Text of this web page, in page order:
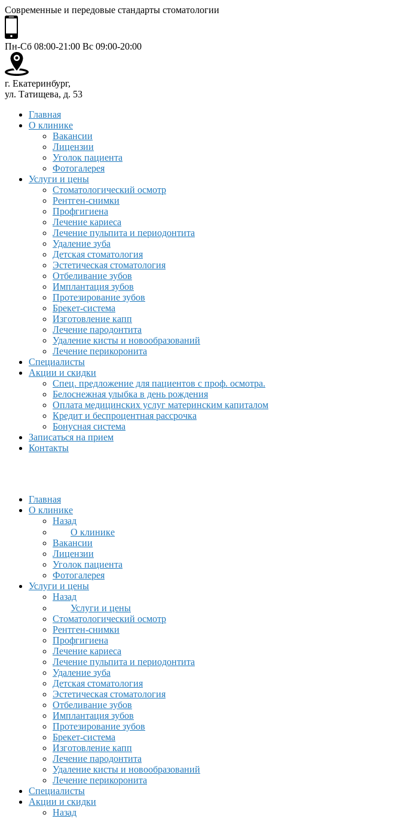
Современные и передовые стандарты стоматологии
Пн-Сб 08:00-21:00 Вс 09:00-20:00
г. Екатеринбург,
ул. Татищева, д. 53
Главная
О клинике
Вакансии
Лицензии
Уголок пациента
Фотогалерея
Услуги и цены
Стоматологический осмотр
Рентген-снимки
Профгигиена
Лечение кариеса
Лечение пульпита и периодонтита
Удаление зуба
Детская стоматология
Эстетическая стоматология
Отбеливание зубов
Имплантация зубов
Протезирование зубов
Брекет-система
Изготовление капп
Лечение пародонтита
Удаление кисты и новообразований
Лечение перикоронита
Специалисты
Акции и скидки
Спец. предложение для пациентов с проф. осмотра.
Белоснежная улыбка в день рождения
Оплата медицинских услуг материнским капиталом
Кредит и беспроцентная рассрочка
Бонусная система
Записаться на прием
Контакты
Главная
О клинике
Назад
О клинике
Вакансии
Лицензии
Уголок пациента
Фотогалерея
Услуги и цены
Назад
Услуги и цены
Стоматологический осмотр
Рентген-снимки
Профгигиена
Лечение кариеса
Лечение пульпита и периодонтита
Удаление зуба
Детская стоматология
Эстетическая стоматология
Отбеливание зубов
Имплантация зубов
Протезирование зубов
Брекет-система
Изготовление капп
Лечение пародонтита
Удаление кисты и новообразований
Лечение перикоронита
Специалисты
Акции и скидки
Назад